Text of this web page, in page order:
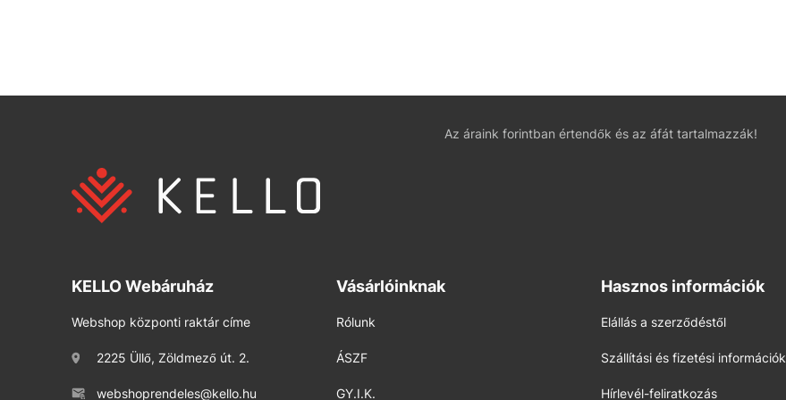
Az áraink forintban értendők és az áfát tartalmazzák!
KELLO Webáruház
Webshop központi raktár címe
2225 Üllő, Zöldmező út. 2.
webshoprendeles@kello.hu
Vásárlóinknak
Rólunk
ÁSZF
GY.I.K.
Hasznos információk
Elállás a szerződéstől
Szállítási és fizetési információk
Hírlevél-feliratkozás